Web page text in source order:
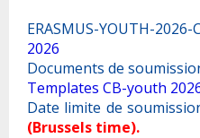
ERASMUS-YOUTH-2026-
2026
Documents de
Templates CB-youth
Date limite de
(Brussels time).